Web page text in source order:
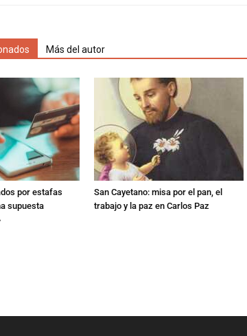
Más del autor
por estafas
supuesta
San Cayetano: misa por el pan, el
trabajo y la paz en Carlos Paz